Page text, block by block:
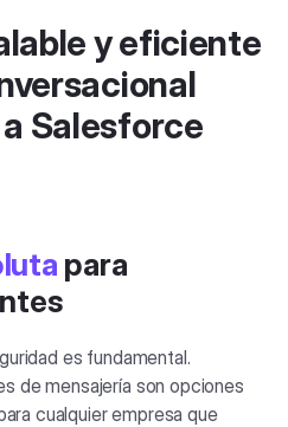
y eficiente
Salesforce
para
es fundamental.
de mensajería son opciones
cualquier empresa que